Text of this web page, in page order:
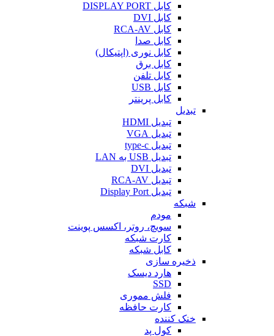
کابل DISPLAY PORT
کابل DVI
کابل RCA-AV
کابل صدا
کابل نوری (اپتیکال)
کابل برق
کابل تلفن
کابل USB
کابل پرینتر
تبدیل
تبدیل HDMI
تبدیل VGA
تبدیل type-c
تبدیل USB به LAN
تبدیل DVI
تبدیل RCA-AV
تبدیل Display Port
شبکه
مودم
سویچ، روتر، اکسس پوینت
کارت شبکه
کابل شبکه
ذخیره سازی
هارد دیسک
SSD
فلش مموری
کارت حافظه
خنک کننده
کول پد